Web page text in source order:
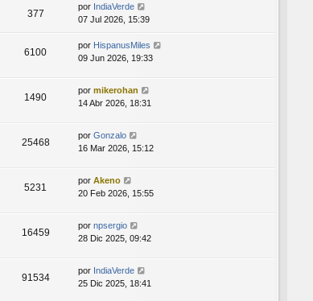
377
por IndiaVerde
07 Jul 2026, 15:39
6100
por HispanusMiles
09 Jun 2026, 19:33
1490
por mikerohan
14 Abr 2026, 18:31
25468
por Gonzalo
16 Mar 2026, 15:12
5231
por Akeno
20 Feb 2026, 15:55
16459
por npsergio
28 Dic 2025, 09:42
91534
por IndiaVerde
25 Dic 2025, 18:41